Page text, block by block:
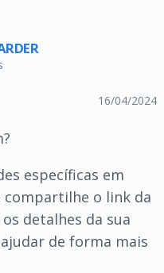
16/04/2024
específicas em
compartilhe o link da
detalhes da sua
de forma mais